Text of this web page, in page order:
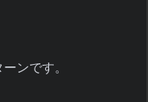
ンです。